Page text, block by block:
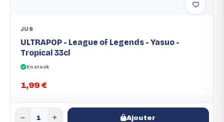
JUS
ULTRAPOP - League of Legends - Yasuo -
Tropical 33cl
En stock
1,99 €
Ajouter